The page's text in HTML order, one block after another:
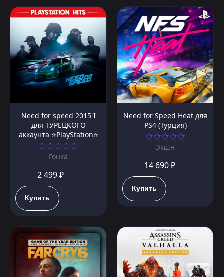
Need for speed 2015 I
для ТУРЕЦКОГО
аккаунта ⭐PlayStation⭐
Гонка
2 499 ₽
Купить
Need for Speed Heat для
PS4 (Турция)
Экшн
14 690 ₽
Купить